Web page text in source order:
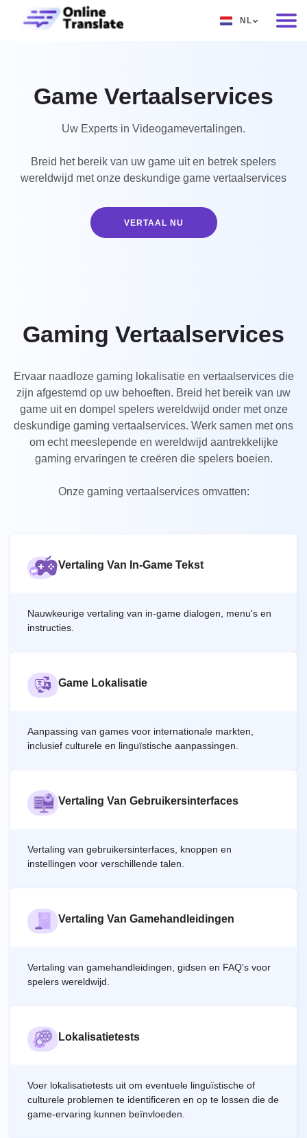
NL
DE
IT
ES
PT
KO
TL
ID
DA
Game Vertaalservices
Uw Experts in Videogamevertalingen.
Breid het bereik van uw game uit en betrek spelers
wereldwijd met onze deskundige game vertaalservices
VERTAAL NU
Gaming Vertaalservices
Ervaar naadloze gaming lokalisatie en vertaalservices die
zijn afgestemd op uw behoeften. Breid het bereik van uw
game uit en dompel spelers wereldwijd onder met onze
deskundige gaming vertaalservices. Werk samen met ons
om echt meeslepende en wereldwijd aantrekkelijke
gaming ervaringen te creëren die spelers boeien.
Onze gaming vertaalservices omvatten:
Vertaling Van In-Game Tekst
Nauwkeurige vertaling van in-game dialogen, menu's en
instructies.
Game Lokalisatie
Aanpassing van games voor internationale markten,
inclusief culturele en linguïstische aanpassingen.
Vertaling Van Gebruikersinterfaces
Vertaling van gebruikersinterfaces, knoppen en
instellingen voor verschillende talen.
Vertaling Van Gamehandleidingen
Vertaling van gamehandleidingen, gidsen en FAQ's voor
spelers wereldwijd.
Lokalisatietests
Voer lokalisatietests uit om eventuele linguïstische of
culturele problemen te identificeren en op te lossen die de
game-ervaring kunnen beïnvloeden.